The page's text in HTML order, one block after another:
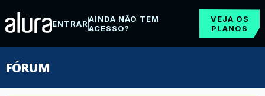
ENTRARAINDA NÃO TEM
ACESSO?
VEJA OS
PLANOS
FÓRUM